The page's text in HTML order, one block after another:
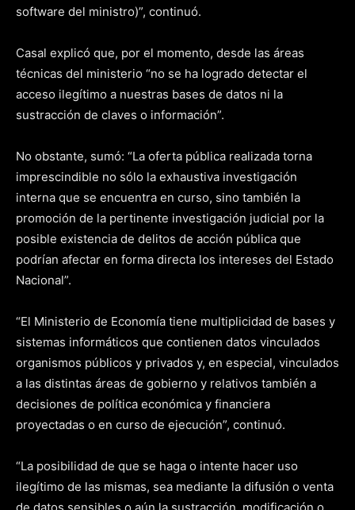
software del ministro)”, continuó.
Casal explicó que, por el momento, desde las áreas
técnicas del ministerio “no se ha logrado detectar el
acceso ilegítimo a nuestras bases de datos ni la
sustracción de claves o información”.
No obstante, sumó: “La oferta pública realizada torna
imprescindible no sólo la exhaustiva investigación
interna que se encuentra en curso, sino también la
promoción de la pertinente investigación judicial por la
posible existencia de delitos de acción pública que
podrían afectar en forma directa los intereses del Estado
Nacional”.
“El Ministerio de Economía tiene multiplicidad de bases y
sistemas informáticos que contienen datos vinculados
organismos públicos y privados y, en especial, vinculados
a las distintas áreas de gobierno y relativos también a
decisiones de política económica y financiera
proyectadas o en curso de ejecución”, continuó.
“La posibilidad de que se haga o intente hacer uso
ilegítimo de las mismas, sea mediante la difusión o venta